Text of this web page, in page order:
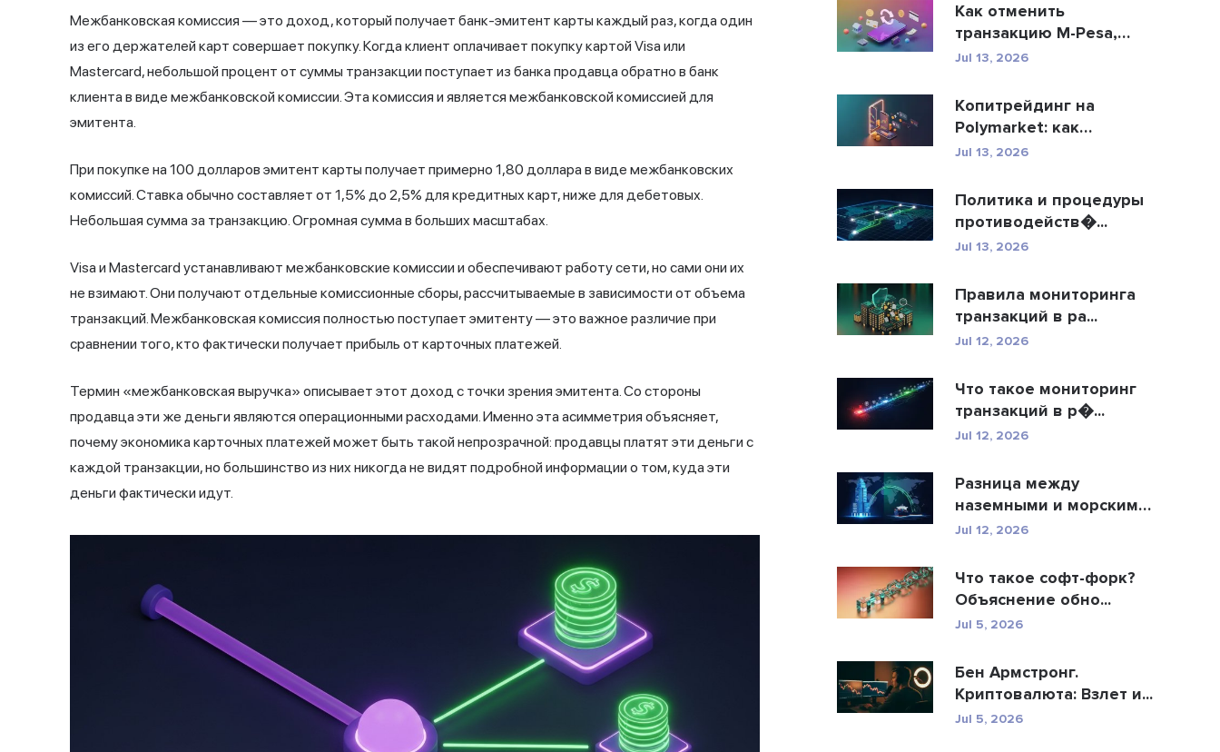
Межбанковская комиссия — это доход, который получает банк-эмитент карты каждый раз, когда один
из его держателей карт совершает покупку. Когда клиент оплачивает покупку картой Visa или
Mastercard, небольшой процент от суммы транзакции поступает из банка продавца обратно в банк
клиента в виде межбанковской комиссии. Эта комиссия и является межбанковской комиссией для
эмитента.
При покупке на 100 долларов эмитент карты получает примерно 1,80 доллара в виде межбанковских
комиссий. Ставка обычно составляет от 1,5% до 2,5% для кредитных карт, ниже для дебетовых.
Небольшая сумма за транзакцию. Огромная сумма в больших масштабах.
Visa и Mastercard устанавливают межбанковские комиссии и обеспечивают работу сети, но сами они их
не взимают. Они получают отдельные комиссионные сборы, рассчитываемые в зависимости от объема
транзакций. Межбанковская комиссия полностью поступает эмитенту — это важное различие при
сравнении того, кто фактически получает прибыль от карточных платежей.
Термин «межбанковская выручка» описывает этот доход с точки зрения эмитента. Со стороны
продавца эти же деньги являются операционными расходами. Именно эта асимметрия объясняет,
почему экономика карточных платежей может быть такой непрозрачной: продавцы платят эти деньги с
каждой транзакции, но большинство из них никогда не видят подробной информации о том, куда эти
деньги фактически идут.
Как отменить
транзакцию M-Pesa,
отправ�...
Jul 13, 2026
Копитрейдинг на
Polymarket: как
безопасн�...
Jul 13, 2026
Политика и процедуры
противодейств�...
Jul 13, 2026
Правила мониторинга
транзакций в ра...
Jul 12, 2026
Что такое мониторинг
транзакций в р�...
Jul 12, 2026
Разница между
наземными и морскими
�...
Jul 12, 2026
Что такое софт-форк?
Объяснение обно...
Jul 5, 2026
Бен Армстронг.
Криптовалюта: Взлет и...
Jul 5, 2026